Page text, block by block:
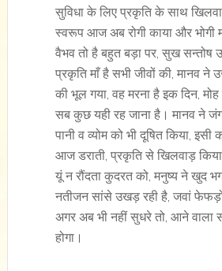
सुविधा के लिए प्रकृति के साथ
स्वरूप आज अब रोगी काया और भोगी
वैभव तो है बहुत बड़ा पर, सुख सन्तोष
प्रकृति माँ है सभी जीवों की, मानव
की भूल गया, वह मरना है इक दिन,
सब कुछ यही रह जाना है। मानव ने
पानी व व्योम को भी दूषित किया, इसी
आज डराती, प्रकृति से खिलवाड़
यूं न रौंदता कुदरत को, मनुष्य ने खुद
नतीजन सांसे उखड़ रही है, जवां
अगर अब भी नहीं सुधरे तो, आने वाला
होगा।